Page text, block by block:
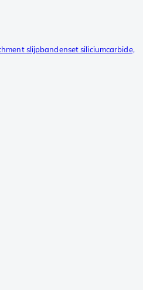
slijpbandenset siliciumcarbide,